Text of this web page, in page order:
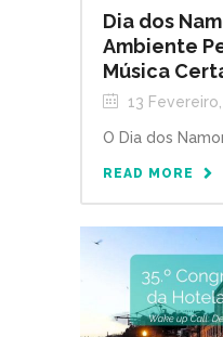
Dia dos
Ambiente
Música
13
O Dia dos
READ MORE